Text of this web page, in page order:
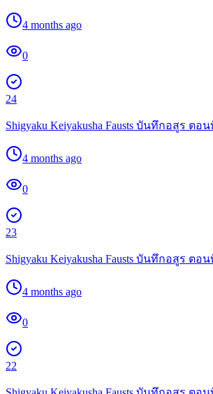
4 months ago
0
24
Shigyaku Keiyakusha Fausts บันทึกอสูร ตอ
4 months ago
0
23
Shigyaku Keiyakusha Fausts บันทึกอสูร ตอ
4 months ago
0
22